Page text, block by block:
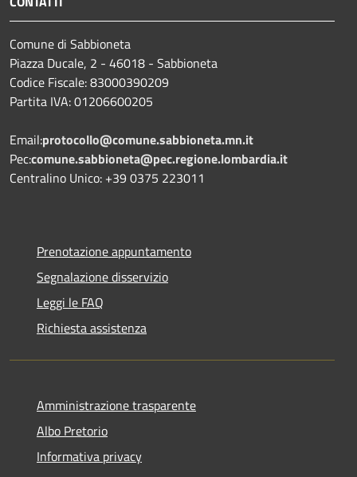
Comune di Sabbioneta
Piazza Ducale, 2 - 46018 - Sabbioneta
Codice Fiscale: 83000390209
Partita IVA: 01206600205
Email:protocollo@comune.sabbioneta.mn.it
Pec:comune.sabbioneta@pec.regione.lombardia.it
Centralino Unico: +39 0375 223011
Prenotazione appuntamento
Segnalazione disservizio
Leggi le FAQ
Richiesta assistenza
Amministrazione trasparente
Albo Pretorio
Informativa privacy